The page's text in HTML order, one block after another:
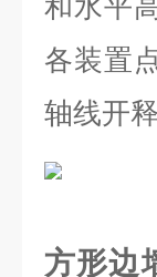
和水平
各装置
轴线开释
方形边